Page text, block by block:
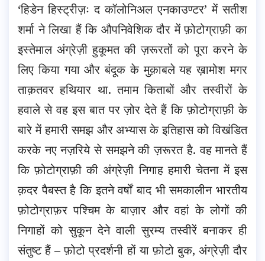
‘हिडेन हिस्ट्रीज़ः द कॉलोनिअल एनकाउण्टर’ में सतीश
शर्मा ने लिखा हैं कि औपनिवेशिक दौर में फ़ोटोग्राफ़ी का
इस्तेमाल अंग्रेज़ी हुकूमत की ज़रूरतों को पूरा करने के
लिए किया गया और बंदूक के मुक़ाबले यह ख़ामोश मगर
ताक़तवर हथियार था. तमाम किताबों और तस्वीरों के
हवाले से वह इस बात पर ज़ोर देते हैं कि फ़ोटोग्राफ़ी के
बारे में हमारी समझ और अभ्यास के इतिहास को विखंडित
करके नए नज़रिये से समझने की ज़रूरत है. वह मानते हैं
कि फ़ोटोग्राफ़ी की अंग्रेज़ी निगाह हमारी चेतना में इस
क़दर पैबस्त है कि इतने वर्षों बाद भी समकालीन भारतीय
फ़ोटोग्राफ़र पश्चिम के बाज़ार और वहां के लोगों की
निगाहों को सुकून देने वाली सुरम्य तस्वीरें बनाकर ही
संतुष्ट हैं – फ़ोटो प्रदर्शनी हों या फ़ोटो बुक, अंग्रेज़ी दौर